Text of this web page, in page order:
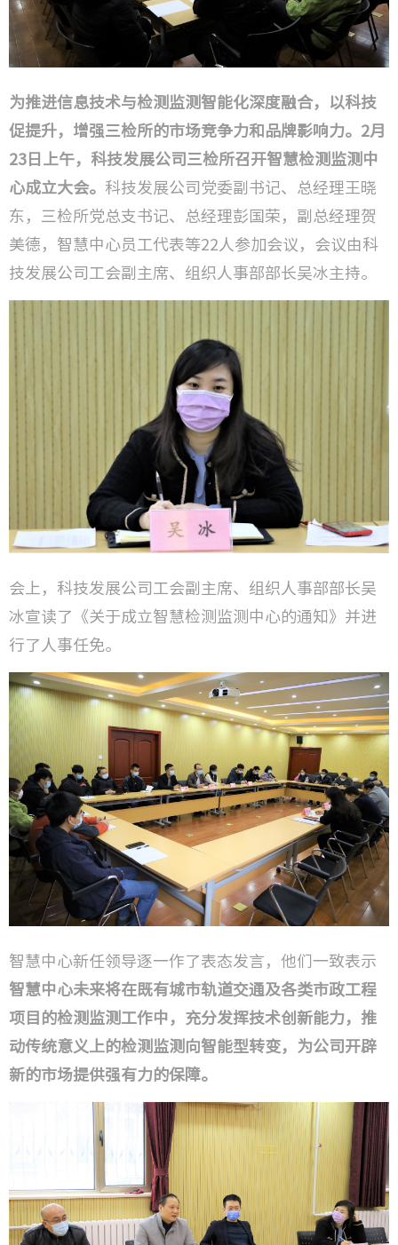
工程监
工程咨
城市更
为推进信息技术与检测监测智能化深度融合，以科技
促提升，增强三检所的市场竞争力和品牌影响力。2月
23日上午，科技发展公司三检所召开智慧检测监测中
心成立大会。 科技发展公司党委副书记、总经理王晓
东，三检所党总支书记、总经理彭国荣，副总经理贺
美德，智慧中心员工代表等22人参加会议，会议由科
技发展公司工会副主席、组织人事部部长吴冰主持。
会上，科技发展公司工会副主席、组织人事部部长吴
冰宣读了《关于成立智慧检测监测中心的通知》并进
行了人事任免。
智慧中心新任领导逐一作了表态发言，他们一致表示
智慧中心未来将在既有城市轨道交通及各类市政工程
项目的检测监测工作中，充分发挥技术创新能力，推
动传统意义上的检测监测向智能型转变，为公司开辟
新的市场提供强有力的保障。